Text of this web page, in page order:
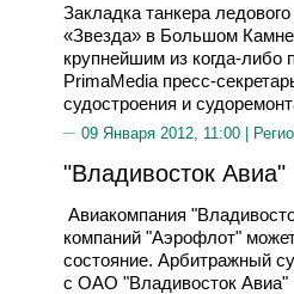
Закладка танкера
«Звезда» в Большом Камне
крупнейшим из когда-
PrimaMedia пресс-
судостроения и
09 Января 2012, 11:00 |
"Владивосток
Авиакомпания
компаний "Аэрофлот"
состояние. Арбитражный
с ОАО "Владивосток